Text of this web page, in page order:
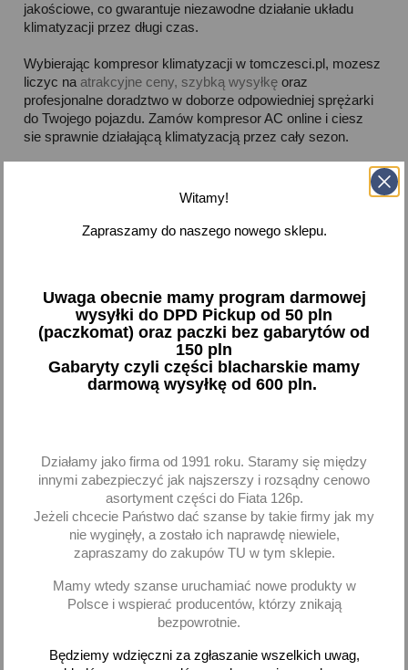
jakościowe, co gwarantuje niezawodne działanie układu
klimatyzacji przez długi czas.
Wybierając kompresor klimatyzacji w tomczesci.pl, mozesz
liczyc na atrakcyjne ceny, szybką wysyłkę oraz
profesjonalne doradztwo w doborze odpowiedniej sprężarki
do Twojego pojazdu. Zamów kompresor AC online i ciesz
sie sprawnie działającą klimatyzacją przez cały sezon.
 
Pokazano 1-1 z 1 pozycji
Sprzęgło klimatyzacji VW
Golf IV Octavia Leon
Toledo II Ibiza Audi A3
171,28 zł brutto
Dodaj
- +
Witamy!
Zapraszamy do naszego nowego sklepu.
Uwaga obecnie mamy program darmowej
wysyłki do DPD Pickup od 50 pln
(paczkomat) oraz paczki bez gabarytów od
150 pln
Gabaryty czyli części blacharskie mamy
darmową wysyłkę od 600 pln.
Działamy jako firma od 1991 roku. Staramy się między
innymi zabezpieczyć jak najszerszy i rozsądny cenowo
asortyment części do Fiata 126p.
Jeżeli chcecie Państwo dać szanse by takie firmy jak my
nie wyginęły, a zostało ich naprawdę niewiele,
zapraszamy do zakupów TU w tym sklepie.
Mamy wtedy szanse uruchamiać nowe produkty w
Polsce i wspierać producentów, którzy znikają
bezpowrotnie.
Będziemy wdzięczni za zgłaszanie wszelkich uwag,